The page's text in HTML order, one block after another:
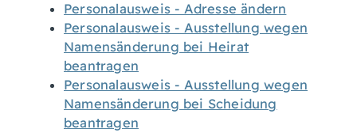
Personalausweis - Adresse ändern
Personalausweis - Ausstellung wegen
Namensänderung bei Heirat
beantragen
Personalausweis - Ausstellung wegen
Namensänderung bei Scheidung
beantragen